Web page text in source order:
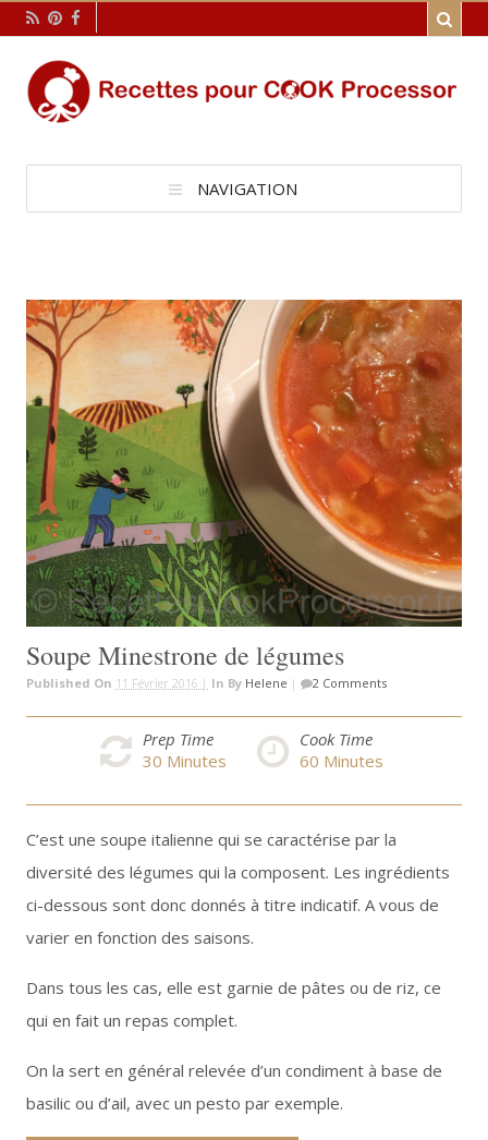
NAVIGATION
Soupe Minestrone de légumes
Published On 11 Février 2016 | In By Helene | 2 Comments
Prep Time
30 Minutes
Cook Time
60 Minutes
C’est une soupe italienne qui se caractérise par la
diversité des légumes qui la composent. Les ingrédients
ci-dessous sont donc donnés à titre indicatif. A vous de
varier en fonction des saisons.
Dans tous les cas, elle est garnie de pâtes ou de riz, ce
qui en fait un repas complet.
On la sert en général relevée d’un condiment à base de
basilic ou d’ail, avec un pesto par exemple.